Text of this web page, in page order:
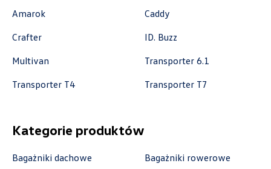
ul. Komisji Edukacji Narodowej 49, Stalowa
+48 797 025 052
k.cwik@autorudstw.pl
Amarok
Caddy
Crafter
ID. Buzz
Multivan
Transporter 6.1
Transporter T4
Transporter T7
Kategorie produktów
Bagażniki dachowe
Bagażniki rowerowe